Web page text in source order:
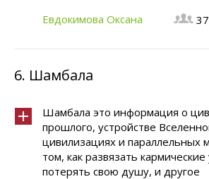
Евдокимова Оксана
6. Шамбала
Шамбала это информация о
прошлого, устройстве
цивилизациях и параллельных
том, как развязать
потерять свою душу, и другое